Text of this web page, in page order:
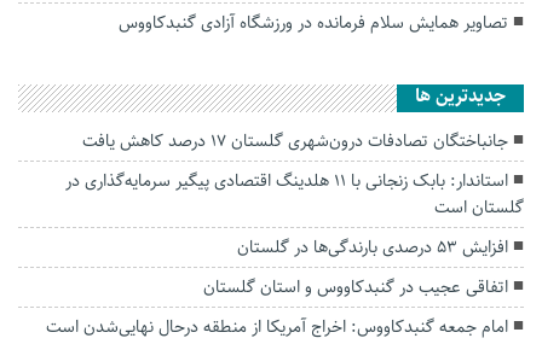
تصاویر همایش سلام فرمانده در ورزشگاه آزادی گنبدکاووس
جديدترين ها
جانباختگان تصادفات درون‌شهری گلستان ۱۷ درصد کاهش یافت
استاندار: بابک زنجانی با ۱۱ هلدینگ اقتصادی پیگیر سرمایه‌گذاری در
گلستان است
افزایش ۵۳ درصدی بارندگی‌ها در گلستان
اتفاقی عجیب در‌ گنبدکاووس و استان گلستان
امام جمعه گنبدکاووس: اخراج آمریکا از منطقه درحال نهایی‌شدن است